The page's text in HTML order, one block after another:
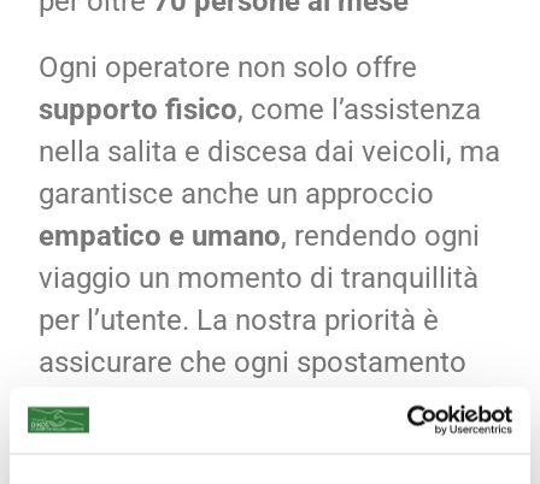
Ogni operatore non solo offre
supporto fisico, come l’assistenza
nella salita e discesa dai veicoli, ma
garantisce anche un approccio
empatico e umano, rendendo ogni
viaggio un momento di tranquillità
per l’utente. La nostra priorità è
assicurare che ogni spostamento
avvenga con
serenità e sicurezza.